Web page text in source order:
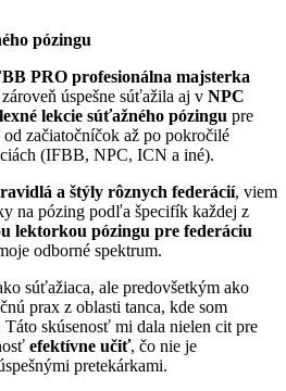
pózingu
PRO profesionálna majsterka
úspešne súťažila aj v NPC
lekcie súťažného pózingu pre
začiatočníčok až po pokročilé
(IFBB, NPC, ICN a iné).
a štýly rôznych federácií, viem
na pózing podľa špecifík každej z
lektorkou pózingu pre federáciu
odborné spektrum.
súťažiaca, ale predovšetkým ako
prax z oblasti tanca, kde som
skúsenosť mi dala nielen cit pre
efektívne učiť, čo nie je
pretekárkami.